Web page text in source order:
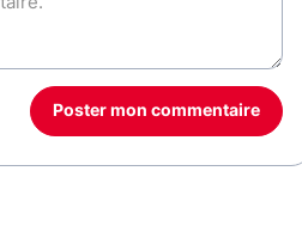
Poster mon commentaire